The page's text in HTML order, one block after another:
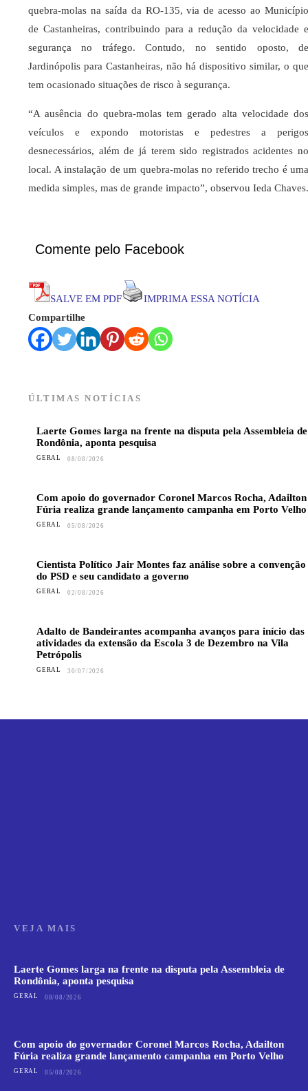
quebra-molas na saída da RO-135, via de acesso ao Município
de Castanheiras, contribuindo para a redução da velocidade e
segurança no tráfego. Contudo, no sentido oposto, de
Jardinópolis para Castanheiras, não há dispositivo similar, o que
tem ocasionado situações de risco à segurança.
“A ausência do quebra-molas tem gerado alta velocidade dos
veículos e expondo motoristas e pedestres a perigos
desnecessários, além de já terem sido registrados acidentes no
local. A instalação de um quebra-molas no referido trecho é uma
medida simples, mas de grande impacto”, observou Ieda Chaves.
Comente pelo Facebook
SALVE EM PDF
IMPRIMA ESSA NOTÍCIA
Compartilhe
ÚLTIMAS NOTÍCIAS
Laerte Gomes larga na frente na disputa pela Assembleia de
Rondônia, aponta pesquisa
GERAL 08/08/2026
Com apoio do governador Coronel Marcos Rocha, Adailton
Fúria realiza grande lançamento campanha em Porto Velho
GERAL 05/08/2026
Cientista Político Jair Montes faz análise sobre a convenção
do PSD e seu candidato a governo
GERAL 02/08/2026
Adalto de Bandeirantes acompanha avanços para início das
atividades da extensão da Escola 3 de Dezembro na Vila
Petrópolis
GERAL 30/07/2026
VEJA MAIS
Laerte Gomes larga na frente na disputa pela Assembleia de
Rondônia, aponta pesquisa
GERAL 08/08/2026
Com apoio do governador Coronel Marcos Rocha, Adailton
Fúria realiza grande lançamento campanha em Porto Velho
GERAL 05/08/2026